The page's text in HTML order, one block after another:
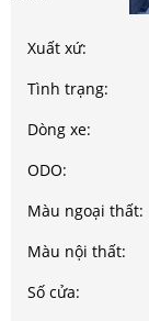
Xuất xứ:
Tình trạng:
Dòng xe:
ODO:
Màu ngoại thất:
Màu nội thất:
Số cửa: